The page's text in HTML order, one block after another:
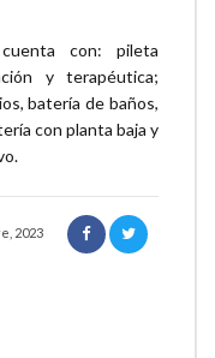
2023
con: pileta
y terapéutica;
batería de baños,
con planta baja y